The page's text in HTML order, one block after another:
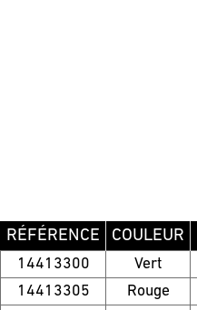
RÉFÉRENCE COULEUR
14413300 Vert
14413305
Rouge